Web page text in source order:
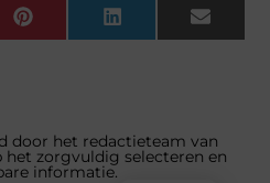
PinterestLinkedInEmail
door het redactieteam van
zorgvuldig selecteren en
informatie.